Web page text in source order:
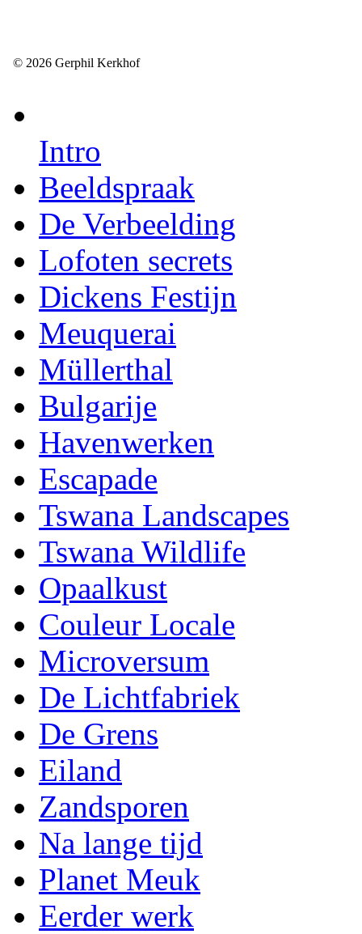
© 2026 Gerphil Kerkhof
Intro
Beeldspraak
De Verbeelding
Lofoten secrets
Dickens Festijn
Meuquerai
Müllerthal
Bulgarije
Havenwerken
Escapade
Tswana Landscapes
Tswana Wildlife
Opaalkust
Couleur Locale
Microversum
De Lichtfabriek
De Grens
Eiland
Zandsporen
Na lange tijd
Planet Meuk
Eerder werk